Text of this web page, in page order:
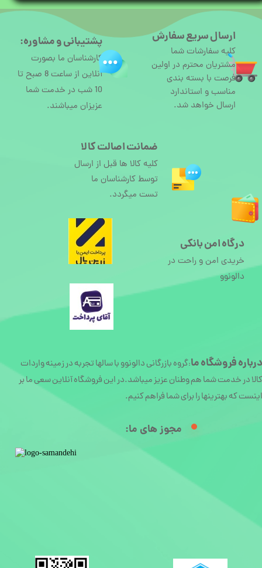
ارسال سریع سفارش
کلیه سفارشات شما
مشتریان محترم در اولین
فرصت با بسته بندی
مناسب و استاندارد
ارسال خواهد شد.
دربارهفروشگاه ما:گروه بازرگانی دالونوو با سالها تجربه در زمینه واردات
کالا در خدمت شما هم وطنان عزیز میباشد.در این فروشگاه آنلاین سعی ما بر
اینست که بهترینها را برای شما فراهم کنیم.
درگاه امن بانکی
خریدی امن و راحت در
دالونوو
پشتیبانی و مشاوره:
کارشناسان ما بصورت
آنلاین از ساعت 8 صبح تا
10 شب در خدمت شما
عزیزان میباشند.
ضمانت اصالت کالا
کلیه کالا ها قبل از ارسال
توسط کارشناسان ما
تست میگردد.
مجوز های ما:​